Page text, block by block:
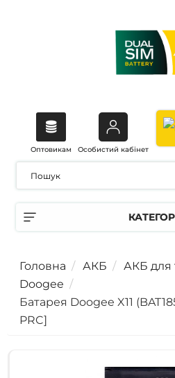
Оптовикам Особистий кабінет
Головна АКБ
АКБ для
Doogee
Батарея Doogee X11
PRC]